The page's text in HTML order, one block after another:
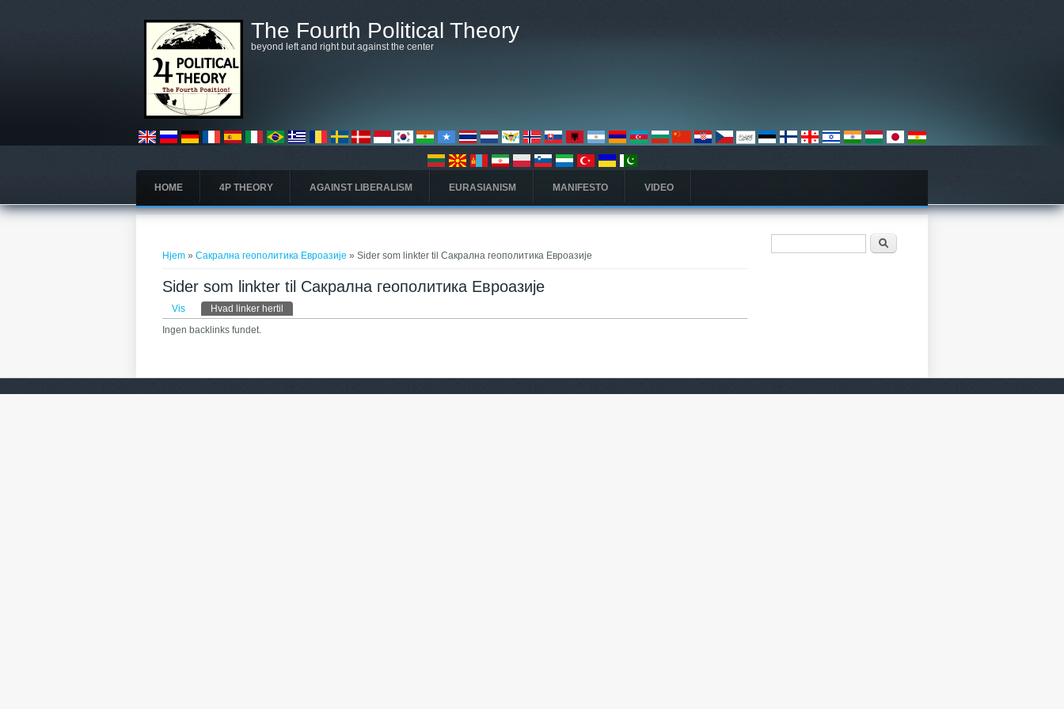
The Fourth Political Theory
beyond left and right but against the center
HOME 4P THEORY AGAINST LIBERALISM EURASIANISM MANIFESTO VIDEO
Hjem »Сакрална геополитика Евроазије » Sider som linkter til Сакрална геополитика Евроазије
Sider som linkter til Сакрална геополитика Евроазије
Primære faneblade
Vis Hvad linker hertil
Ingen backlinks fundet.